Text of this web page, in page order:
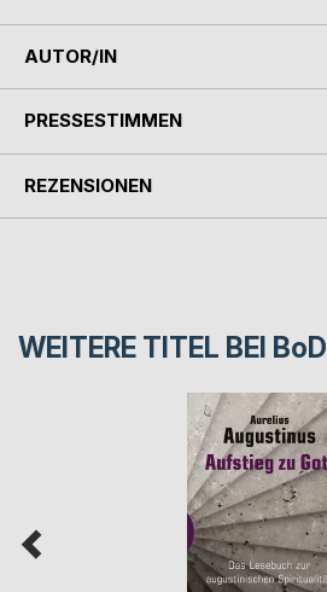
AUTOR/IN
PRESSESTIMMEN
REZENSIONEN
WEITERE TITEL BEI BoD